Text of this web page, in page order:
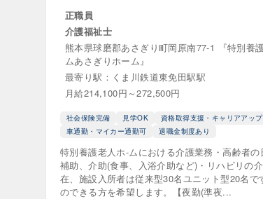
正職員
介護福祉士
熊本県球磨郡あさぎり町岡原南77-1 『特別養
ムあさぎりホーム』
最寄り駅：くま川鉄道東免田駅駅
月給214,100円～272,500円
社会保険完備 見学OK
資格取得支援・キャリアアッ
車通勤・マイカー通勤可
退職金制度あり
特別養護老人ホ-ムにおける介護業務・高齢者の
補助、介助(食事、入浴介助など)・リハビリの
在、施設入所者は従来型30名ユニット型20名で
のできる方を希望します。【夜勤(準夜...